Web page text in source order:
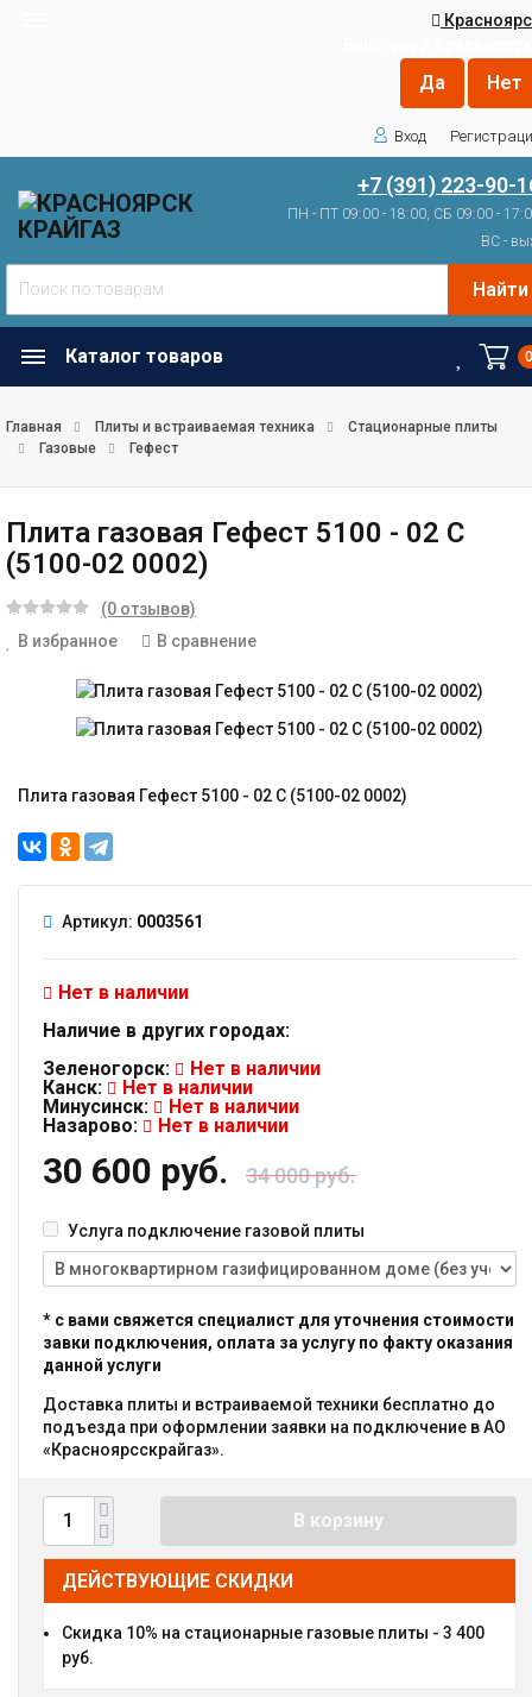
Вход
+7 (391) 223-90-
ПН - ПТ 09:00 - 18:00, СБ 09:00 -
ВС -
Найти
Каталог товаров
Главная Плиты и встраиваемая техника
Стационарные плиты
Газовые
Гефест
Плита газовая Гефест 5100 - 02 С
(5100-02 0002)
(0 отзывов)
В избранное
В сравнение
Плита газовая Гефест 5100 - 02 С (5100-02 0002)
Артикул: 0003561
Нет в наличии
Наличие в других городах:
Зеленогорск:
Нет в наличии
Канск:
Нет в наличии
Минусинск:
Нет в наличии
Назарово:
Нет в наличии
30 600 руб. 34 000 руб.
Услуга подключение газовой плиты
* с вами свяжется специалист для уточнения стоимости
завки подключения, оплата за услугу по факту оказания
данной услуги
Доставка плиты и встраиваемой техники бесплатно до
подъезда при оформлении заявки на подключение в АО
«Красноярсскрайгаз».
В корзину
ДЕЙСТВУЮЩИЕ СКИДКИ
Скидка 10% на стационарные газовые плиты - 3 400
руб.